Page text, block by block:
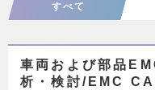
すべて
車両および部品
析・検討/EMC